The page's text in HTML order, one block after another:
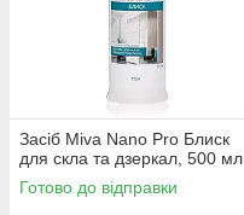
Засіб Miva Nano Pro Блиск
для скла та дзеркал, 500 мл
Готово до відправки